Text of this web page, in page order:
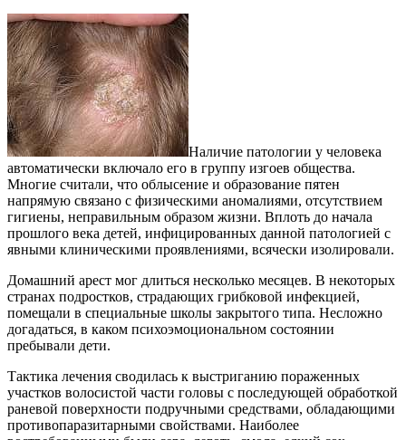
Наличие патологии у человека
автоматически включало его в группу изгоев общества.
Многие считали, что облысение и образование пятен
напрямую связано с физическими аномалиями, отсутствием
гигиены, неправильным образом жизни. Вплоть до начала
прошлого века детей, инфицированных данной патологией с
явными клиническими проявлениями, всячески изолировали.
Домашний арест мог длиться несколько месяцев. В некоторых
странах подростков, страдающих грибковой инфекцией,
помещали в специальные школы закрытого типа. Несложно
догадаться, в каком психоэмоциональном состоянии
пребывали дети.
Тактика лечения сводилась к выстриганию пораженных
участков волосистой части головы с последующей обработкой
раневой поверхности подручными средствами, обладающими
противопаразитарными свойствами. Наиболее